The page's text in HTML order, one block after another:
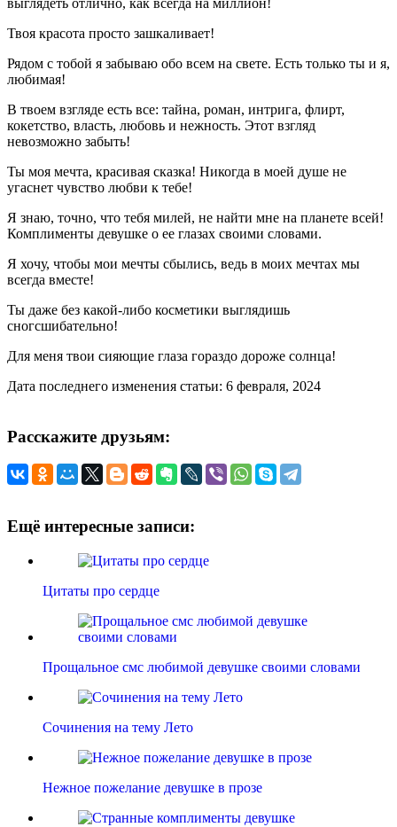
выглядеть отлично, как всегда на миллион!
Твоя красота просто зашкаливает!
Рядом с тобой я забываю обо всем на свете. Есть только ты и я,
любимая!
В твоем взгляде есть все: тайна, роман, интрига, флирт,
кокетство, власть, любовь и нежность. Этот взгляд
невозможно забыть!
Ты моя мечта, красивая сказка! Никогда в моей душе не
угаснет чувство любви к тебе!
Я знаю, точно, что тебя милей, не найти мне на планете всей!
Комплименты девушке о ее глазах своими словами.
Я хочу, чтобы мои мечты сбылись, ведь в моих мечтах мы
всегда вместе!
Ты даже без какой-либо косметики выглядишь
сногсшибательно!
Для меня твои сияющие глаза гораздо дороже солнца!
Дата последнего изменения статьи: 6 февраля, 2024
Расскажите друзьям:
Ещё интересные записи:
Цитаты про сердце
Прощальное смс любимой девушке своими словами
Сочинения на тему Лето
Нежное пожелание девушке в прозе